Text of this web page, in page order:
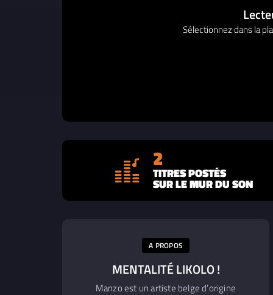
Sélectionnez dans la
2
TITRES POSTÉS
SUR LE MUR DU SON
A PROPOS
MENTALITÉ LIKOLO !
Manzo est un artiste belge d’origine